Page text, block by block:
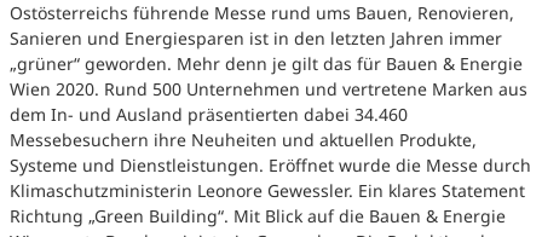
Ostösterreichs führende Messe rund ums Bauen, Renovieren,
Sanieren und Energiesparen ist in den letzten Jahren immer
„grüner“ geworden. Mehr denn je gilt das für Bauen & Energie
Wien 2020. Rund 500 Unternehmen und vertretene Marken aus
dem In- und Ausland präsentierten dabei 34.460
Messebesuchern ihre Neuheiten und aktuellen Produkte,
Systeme und Dienstleistungen. Eröffnet wurde die Messe durch
Klimaschutzministerin Leonore Gewessler. Ein klares Statement
Richtung „Green Building“. Mit Blick auf die Bauen & Energie